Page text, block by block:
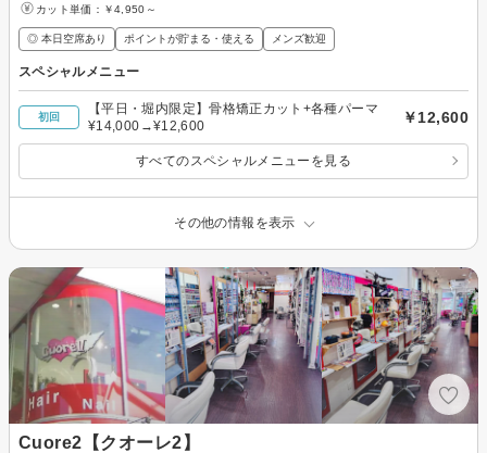
カット単価： ￥4,950～
◎ 本日空席あり ポイントが貯まる・使える メンズ歓迎
スペシャルメニュー
初回
【平日・堀内限定】骨格矯正カット+各種パーマ
¥14,000→¥12,600
￥12,600
すべてのスペシャルメニューを見る
その他の情報を表示
Cuore2【クオーレ2】